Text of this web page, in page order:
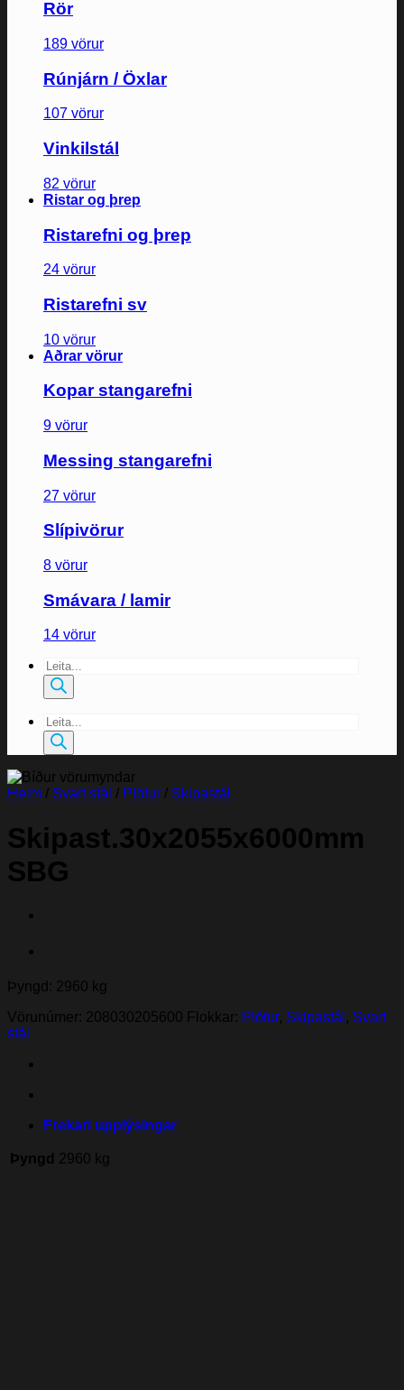
Rör
189 vörur
Rúnjárn / Öxlar
107 vörur
Vinkilstál
82 vörur
Ristar og þrep
Ristarefni og þrep
24 vörur
Ristarefni sv
10 vörur
Aðrar vörur
Kopar stangarefni
9 vörur
Messing stangarefni
27 vörur
Slípivörur
8 vörur
Smávara / lamir
14 vörur
Products
search
Products
search
Heim / Svart stál / Plötur / Skipastál
Skipast.30x2055x6000mm
SBG
Þyngd: 2960 kg
Vörunúmer: 208030205600 Flokkar: Plötur, Skipastál , Svart
stál
Frekari upplýsingar
Þyngd 2960 kg